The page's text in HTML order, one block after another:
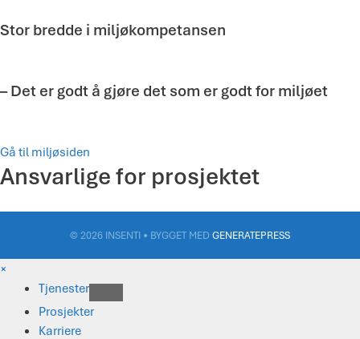
Stor bredde i miljøkompetansen
– Det er godt å gjøre det som er godt for miljøet
Gå til miljøsiden
Ansvarlige for prosjektet
© 2026 INSENTI • BYGGET MED GENERATEPRESS
×
Tjenester
Prosjekter
Karriere